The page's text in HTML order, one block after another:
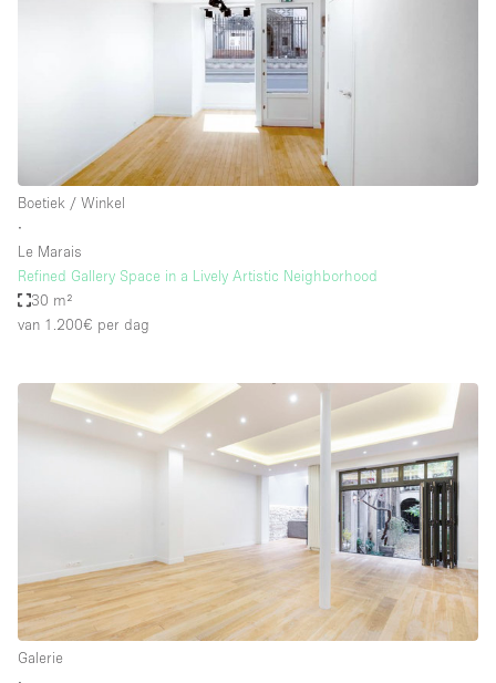
Boetiek / Winkel
∙
Le Marais
Refined Gallery Space in a Lively Artistic Neighborhood
30 m²
van 1.200€ per dag
Galerie